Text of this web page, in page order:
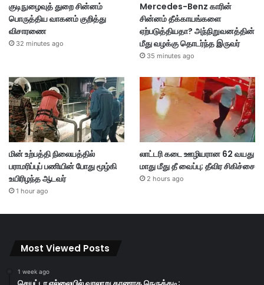
குடிநுழைவுத் துறை சின்னம்
பொருத்திய வாகனம் குறித்து
விசாரணை
32 minutes ago
Mercedes-Benz காரின்
சின்னம் தீக்காயங்களை
ஏற்படுத்தியதா? அந்நிறுவனத்தின்
மீது வழக்கு தொடர்ந்த இருவர்
35 minutes ago
மின் உற்பத்தி நிலையத்தில்
பராமரிப்புப் பணியின் போது மூழ்கி
உயிரிழந்த ஆடவர்
1 hour ago
லாட்டரி கடை ஊழியரான 62 வயது
மாது மீது தீ வைப்பு; தீவிர சிகிச்சை
2 hours ago
Most Viewed Posts
1 week ago